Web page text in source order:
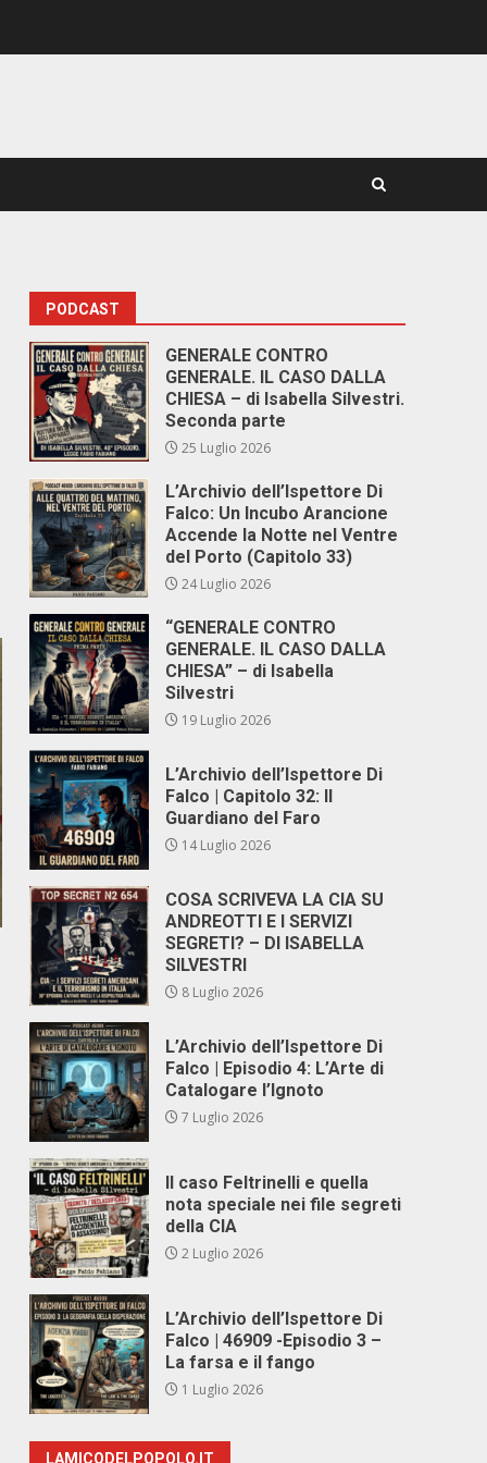
PODCAST
GENERALE CONTRO
GENERALE. IL CASO DALLA
CHIESA – di Isabella Silvestri.
Seconda parte
25 Luglio 2026
L’Archivio dell’Ispettore Di
Falco: Un Incubo Arancione
Accende la Notte nel Ventre
del Porto (Capitolo 33)
24 Luglio 2026
“GENERALE CONTRO
GENERALE. IL CASO DALLA
CHIESA” – di Isabella
Silvestri
19 Luglio 2026
L’Archivio dell’Ispettore Di
Falco | Capitolo 32: Il
Guardiano del Faro
14 Luglio 2026
COSA SCRIVEVA LA CIA SU
ANDREOTTI E I SERVIZI
SEGRETI? – DI ISABELLA
SILVESTRI
8 Luglio 2026
L’Archivio dell’Ispettore Di
Falco | Episodio 4: L’Arte di
Catalogare l’Ignoto
7 Luglio 2026
Il caso Feltrinelli e quella
nota speciale nei file segreti
della CIA
2 Luglio 2026
L’Archivio dell’Ispettore Di
Falco | 46909 -Episodio 3 –
La farsa e il fango
1 Luglio 2026
LAMICODELPOPOLO.IT